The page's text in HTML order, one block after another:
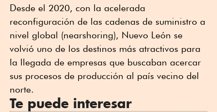
Desde el 2020, con la acelerada
reconfiguración de las cadenas de suministro a
nivel global (nearshoring), Nuevo León se
volvió uno de los destinos más atractivos para
la llegada de empresas que buscaban acercar
sus procesos de producción al país vecino del
norte.
Te puede interesar